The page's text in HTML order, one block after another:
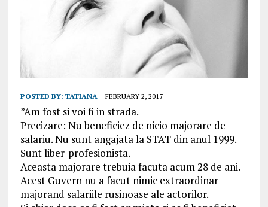
POSTED BY: TATIANA FEBRUARY 2, 2017
”Am fost si voi fi in strada.
Precizare: Nu beneficiez de nicio majorare de
salariu. Nu sunt angajata la STAT din anul 1999.
Sunt liber-profesionista.
Aceasta majorare trebuia facuta acum 28 de ani.
Acest Guvern nu a facut nimic extraordinar
majorand salariile rusinoase ale actorilor.